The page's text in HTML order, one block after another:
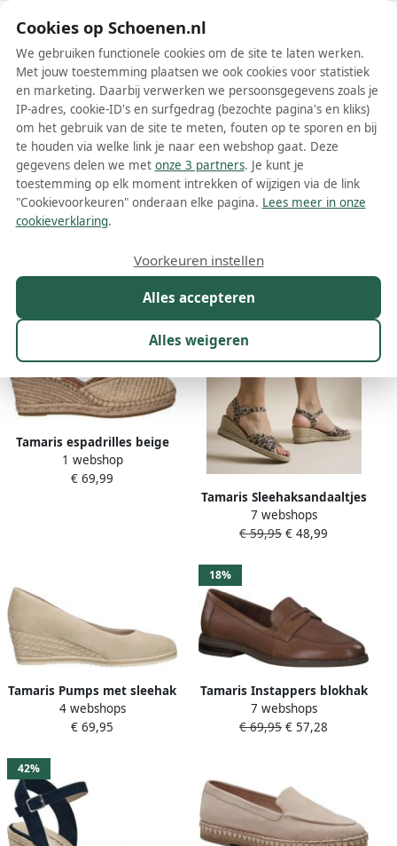
Schoenen.nl
Wis filters Alle filters
Beige Tamaris dames espadrilles
Meer lezen
Tamaris espadrilles beige
1 webshop
€ 69,99
Tamaris Sleehaksandaaltjes
bandjessandaal
zomerschoen met modieuze
7 webshops
€ 59,95 € 48,99
Tamaris Pumps met sleehak
beige Leer Dames
4 webshops
€ 69,95
18%
Tamaris Instappers blokhak
lage schoen business
schoen met klassieke
7 webshops
€ 69,95 € 57,28
42%
Cookies op Schoenen.nl
We gebruiken functionele cookies om de site te laten werken.
Met jouw toestemming plaatsen we ook cookies voor statistiek
en marketing. Daarbij verwerken we persoonsgegevens zoals je
IP-adres, cookie-ID's en surfgedrag (bezochte pagina's en kliks)
om het gebruik van de site te meten, fouten op te sporen en bij
te houden via welke link je naar een webshop gaat. Deze
gegevens delen we met onze 3 partners. Je kunt je
toestemming op elk moment intrekken of wijzigen via de link
"Cookievoorkeuren" onderaan elke pagina. Lees meer in onze
cookieverklaring.
Alles accepteren
Alles weigeren
Voorkeuren instellen